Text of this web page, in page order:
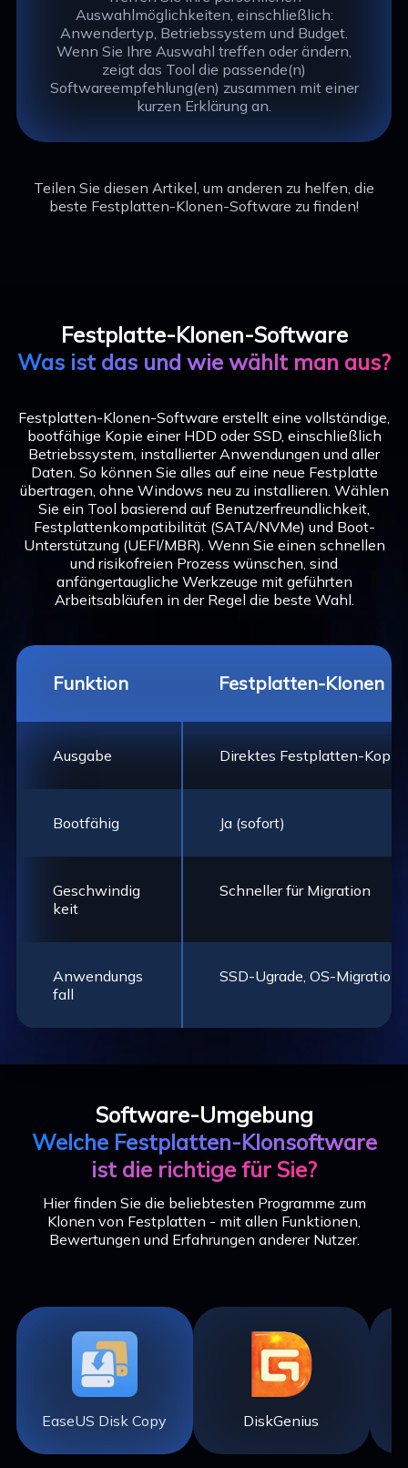
Auswahlmöglichkeiten, einschließlich:
Anwendertyp, Betriebssystem und Budget.
Wenn Sie Ihre Auswahl treffen oder ändern,
zeigt das Tool die passende(n)
Softwareempfehlung(en) zusammen mit einer
kurzen Erklärung an.
Teilen Sie diesen Artikel, um anderen zu helfen, die
beste Festplatten-Klonen-Software zu finden!
Festplatte-Klonen-Software
Was ist das und wie wählt man aus?
Festplatten-Klonen-Software erstellt eine vollständige,
bootfähige Kopie einer HDD oder SSD, einschließlich
Betriebssystem, installierter Anwendungen und aller
Daten. So können Sie alles auf eine neue Festplatte
übertragen, ohne Windows neu zu installieren. Wählen
Sie ein Tool basierend auf Benutzerfreundlichkeit,
Festplattenkompatibilität (SATA/NVMe) und Boot-
Unterstützung (UEFI/MBR). Wenn Sie einen schnellen
und risikofreien Prozess wünschen, sind
anfängertaugliche Werkzeuge mit geführten
Arbeitsabläufen in der Regel die beste Wahl.
Funktion Festplatten-Klonen
Ausgabe Direktes Festplatten-
Bootfähig Ja (sofort)
Geschwindig
keit
Schneller für Migration
Anwendungs
fall
SSD-Ugrade, OS-Migration,
Software-Umgebung
Welche Festplatten-Klonsoftware
ist die richtige für Sie?
Hier finden Sie die beliebtesten Programme zum
Klonen von Festplatten - mit allen Funktionen,
Bewertungen und Erfahrungen anderer Nutzer.
EaseUS Disk Copy DiskGenius